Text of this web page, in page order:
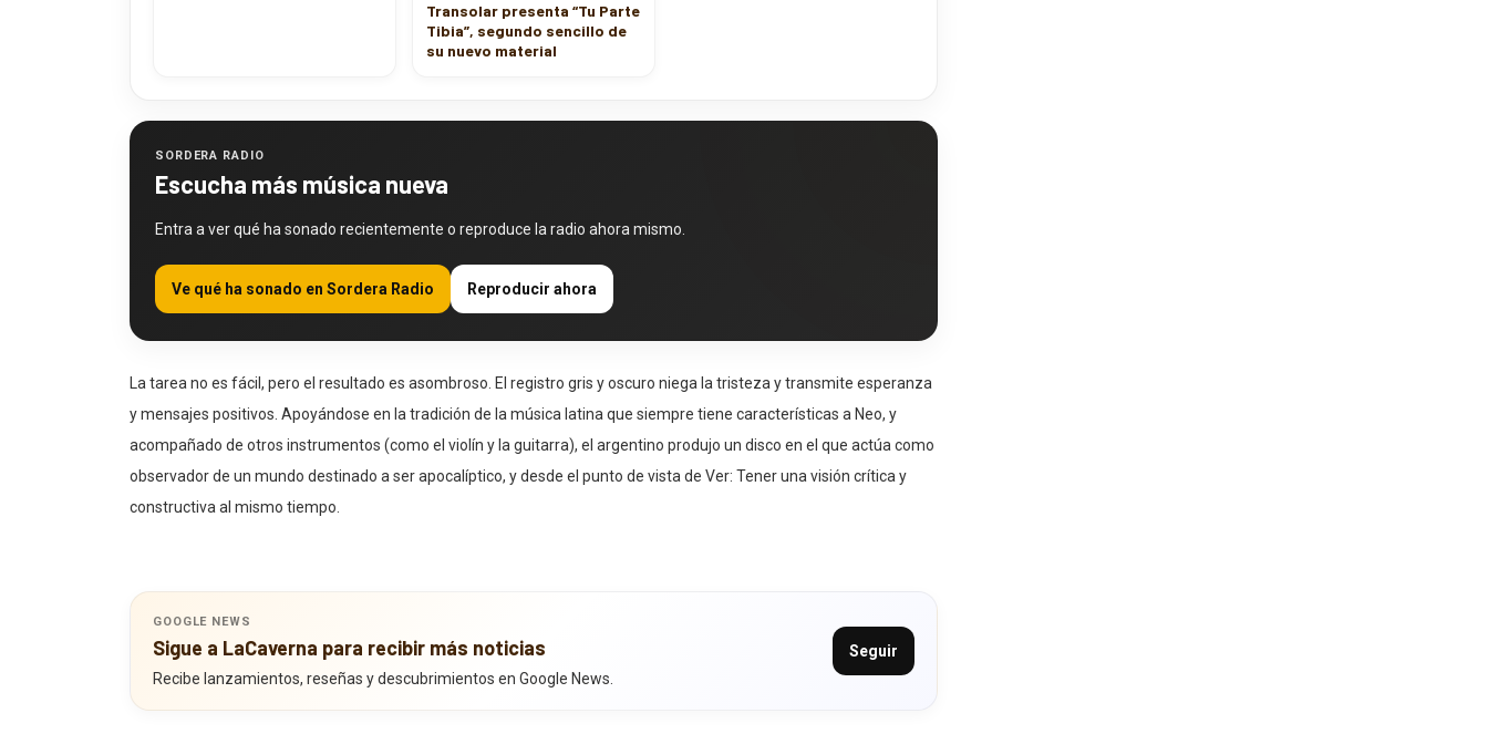
Transolar presenta “Tu Parte
Tibia”, segundo sencillo de
su nuevo material
SORDERA RADIO
Escucha más música nueva
Entra a ver qué ha sonado recientemente o reproduce la radio ahora mismo.
Ve qué ha sonado en Sordera Radio Reproducir ahora
La tarea no es fácil, pero el resultado es asombroso. El registro gris y oscuro niega la tristeza y transmite esperanza
y mensajes positivos. Apoyándose en la tradición de la música latina que siempre tiene características a Neo, y
acompañado de otros instrumentos (como el violín y la guitarra), el argentino produjo un disco en el que actúa como
observador de un mundo destinado a ser apocalíptico, y desde el punto de vista de Ver: Tener una visión crítica y
constructiva al mismo tiempo.
GOOGLE NEWS
Sigue a LaCaverna para recibir más noticias
Recibe lanzamientos, reseñas y descubrimientos en Google News.
Seguir